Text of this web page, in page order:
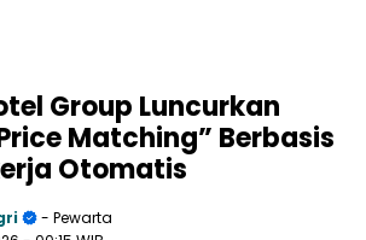
Group Luncurkan
Matching” Berbasis
Otomatis
- Pewarta